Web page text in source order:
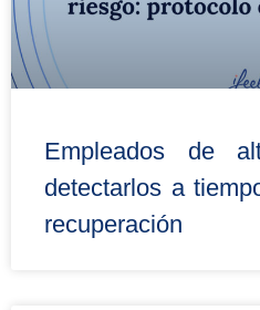
Empleados de
detectarlos a
recuperación